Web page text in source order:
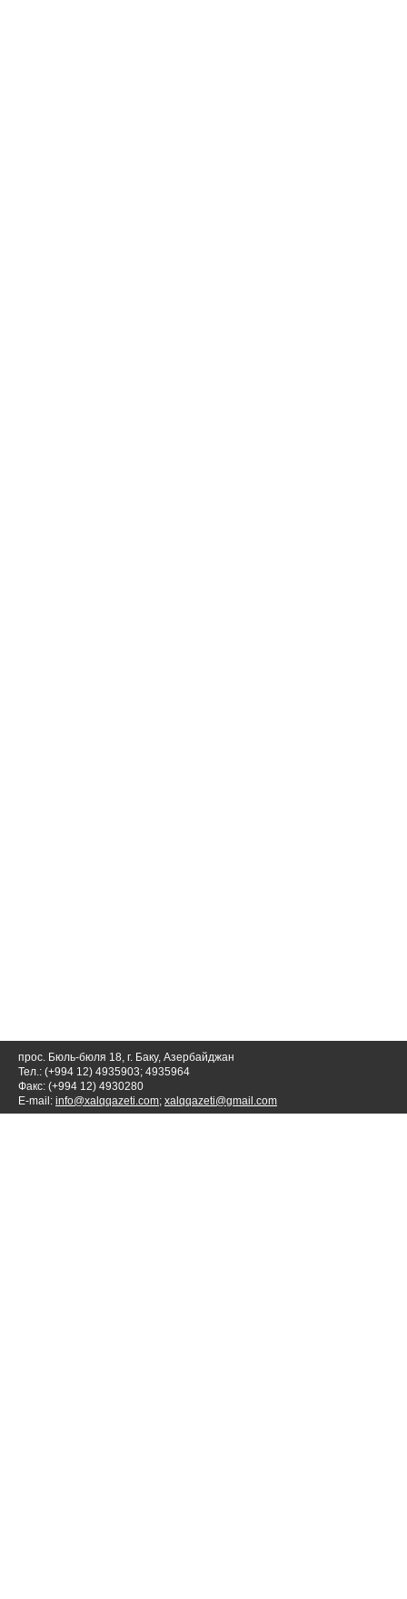
прос. Бюль-бюля 18, г. Баку, Азербайджан
Тел.: (+994 12) 4935903; 4935964
Факс: (+994 12) 4930280
E-mail: info@xalqqazeti.com; xalqqazeti@gmail.com